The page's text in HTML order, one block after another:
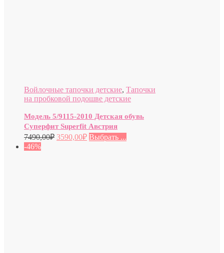
Войлочные тапочки детские, Тапочки
на пробковой подошве детские
Модель 5/9115-2010 Детская обувь
Суперфит Superfit Австрия
7490,00₽ 3590,00₽ Выбрать ...
-46%